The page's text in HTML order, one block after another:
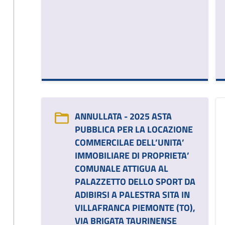
ANNULLATA - 2025 ASTA
PUBBLICA PER LA LOCAZIONE
COMMERCILAE DELL’UNITA’
IMMOBILIARE DI PROPRIETA’
COMUNALE ATTIGUA AL
PALAZZETTO DELLO SPORT DA
ADIBIRSI A PALESTRA SITA IN
VILLAFRANCA PIEMONTE (TO),
VIA BRIGATA TAURINENSE